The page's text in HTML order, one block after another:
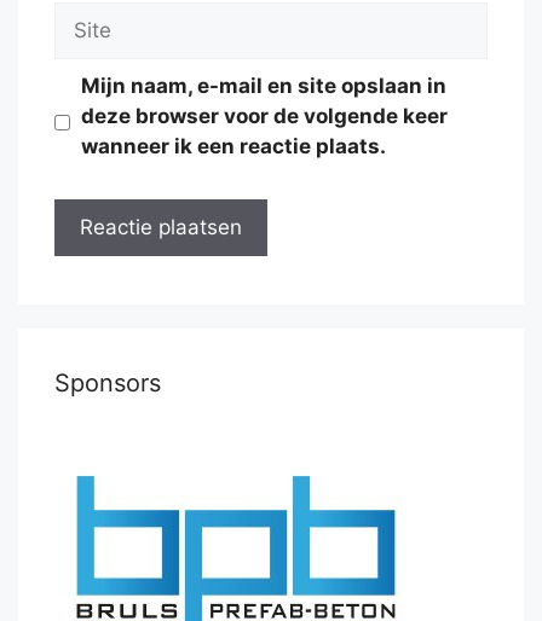
Site
Mijn naam, e-mail en site opslaan in
deze browser voor de volgende keer
wanneer ik een reactie plaats.
Sponsors